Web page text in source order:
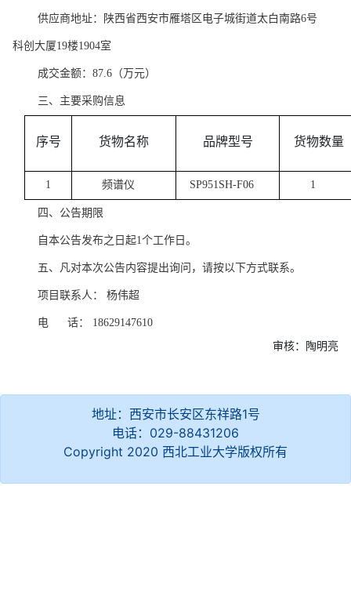
供应商地址： 陕西省西安市雁塔区电子城街道太白南路6号
科创大厦19楼1904室
成交金额： 87.6（万元）
三、主要采购信息
序号 货物名称 品牌型号 货物数量
1 频谱仪 SP951SH-F06 1
四、公告期限
自本公告发布之日起1个工作日。
五、凡对本次公告内容提出询问，请按以下方式联系。
项目联系人： 杨伟超
电 话： 18629147610
审核：陶明亮
地址：西安市长安区东祥路1号
电话：029-88431206
Copyright 2020 西北工业大学版权所有